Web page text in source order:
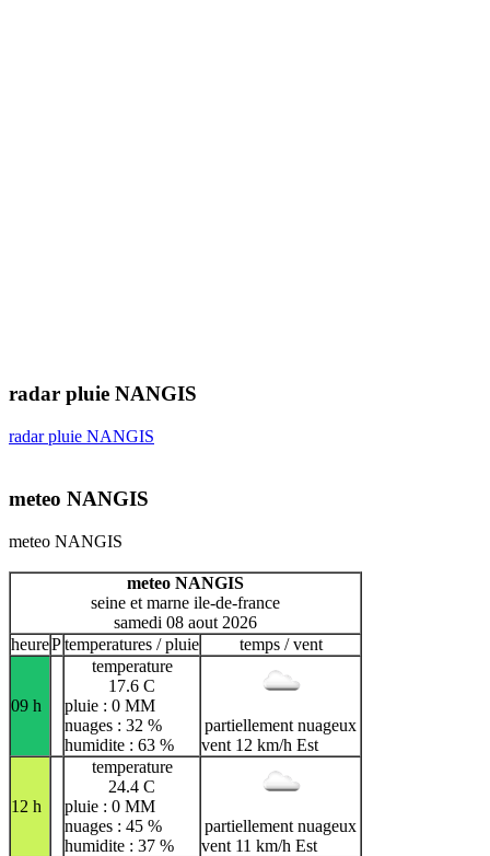
radar pluie NANGIS
radar pluie NANGIS
meteo NANGIS
meteo NANGIS
meteo NANGIS
seine et marne ile-de-france
samedi 08 aout 2026
heurePtemperatures / pluie temps / vent
09 h
temperature
17.6 C
pluie : 0 MM
nuages : 32 %
humidite : 63 %
partiellement nuageux
vent 12 km/h Est
12 h
temperature
24.4 C
pluie : 0 MM
nuages : 45 %
humidite : 37 %
partiellement nuageux
vent 11 km/h Est